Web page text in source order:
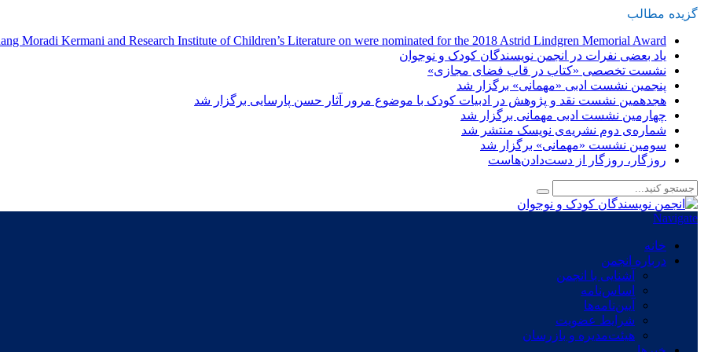
گزیده مطالب
Moradi Kermani and Research Institute of Children’s Literature on were nominated for the 2018 Astrid Lindgren Memorial Award
یاد بعضی نفرات در انجمن نویسندگان کودک و نوجوان
نشست تخصصی «کتاب در قاب فضای مجازی»
پنجمین نشست ادبی «مهمانی» برگزار شد
هجدهمین نشست نقد و پژوهش در ادبیات کودک با موضوع مرور آثار حسن پارسایی برگزار شد
چهارمین نشست ادبی مهمانی برگزار شد
شماره‌ی دوم نشریه‌ی نویسک منتشر شد
سومین نشست «مهمانی» برگزار شد
روزگار، روزگار از دست‌دادن‌هاست
Navigate
خانه
درباره انجمن
آشنایی با انجمن
اساس‌نامه
آیین‌نامه‌ها
شرایط عضویت
هیئت‌مدیره و بازرسان